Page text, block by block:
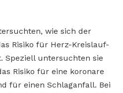
wie sich der
Risiko für Herz-Kreislauf-
Speziell untersuchten sie
Risiko für eine koronare
für einen Schlaganfall. Bei